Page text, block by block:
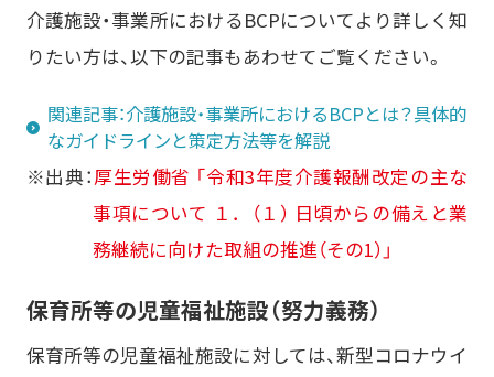
介護施設・事業所におけるBCPについてより詳しく知
りたい方は、以下の記事もあわせてご覧ください。
関連記事：介護施設・事業所におけるBCPとは？具体的
なガイドラインと策定方法等を解説
※出典：厚生労働省 「令和3年度介護報酬改定の主な
事項について １．（１） 日頃からの備えと業
務継続に向けた取組の推進（その1）」
保育所等の児童福祉施設（努力義務）
保育所等の児童福祉施設に対しては、新型コロナウイ